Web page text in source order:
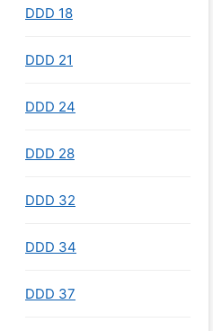
DDD 18
DDD 21
DDD 24
DDD 28
DDD 32
DDD 34
DDD 37